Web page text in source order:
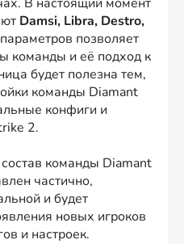
Damsi, Libra, Destro,
позволяет
команды и её подход к
будет полезна тем,
команды Diamant
конфиги и
2.
команды Diamant
частично,
и будет
новых игроков
и настроек.